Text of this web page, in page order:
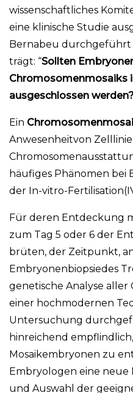
wissenschaftliches
eine klinische Studie
Bernabeu durchgeführt
trägt: “Sollten
Chromosomenmosaiks
ausgeschlossen
Ein
Anwesenheitvon
häufiges Phänomen bei
der In-vitro-Fertilisation
Für deren Entdeckung
zum Tag 5 oder 6 der
brüten, der Zeitpunkt,
Embryonenbiopsiedes
genetische Analyse aller
einer hochmodernen
Untersuchung
hinreichend
Mosaikembryonen zu
Embryologen eine
und Auswahl der